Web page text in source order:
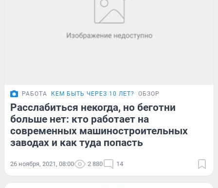
РАБОТА КЕМ БЫТЬ ЧЕРЕЗ 10 ЛЕТ? ОБЗОР
Расслабиться некогда, но беготни
больше нет: кто работает на
современных машиностроительных
заводах и как туда попасть
26 ноября, 2021, 08:00 2 880 14